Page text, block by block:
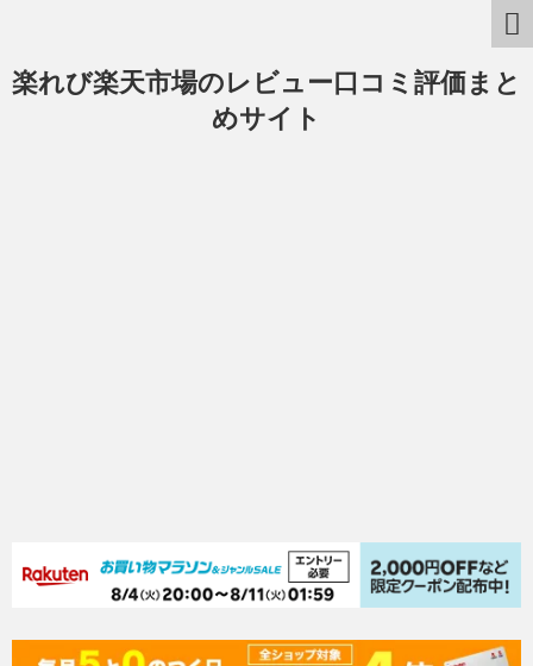
楽れび楽天市場のレビュー口コミ評価まと
めサイト